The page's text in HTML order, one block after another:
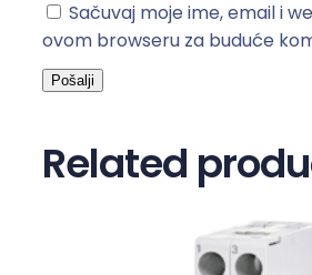
n
a
Sačuvaj moje ime, email i
ovom browseru za buduće
Related